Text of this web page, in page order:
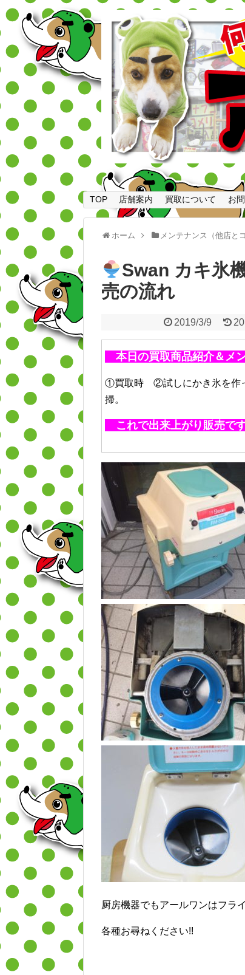
TOP 店舗案内 買取について お
ホーム メンテナンス（他店と
Swan カキ
売の流れ
2019/3/9
本日の買取商品紹介＆メ
①買取時 ②試しにかき氷を作
掃。
これで出来上がり販売で
厨房機器でもアールワンはフラ
各種お尋ねください!!